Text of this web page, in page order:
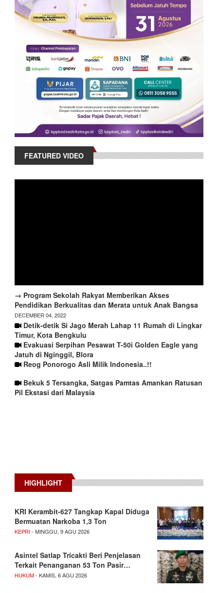
FEATURED VIDEO
→ Program Sekolah Rakyat Memberikan Akses
Pendidikan Berkualitas dan Merata untuk Anak Bangsa
DECEMBER 04, 2022
Detik-detik Si Jago Merah Lahap 11 Rumah di Lingkar
Timur, Kota Bengkulu
Evakuasi Serpihan Pesawat T-50i Golden Eagle yang
Jatuh di Nginggil, Blora
Reog Ponorogo Asli Milik Indonesia..!!
Bekuk 5 Tersangka, Satgas Pamtas Amankan Ratusan
Pil Ekstasi dari Malaysia
HIGHLIGHT
KRI Kerambit-627 Tangkap Kapal Diduga
Bermuatan Narkoba 1,3 Ton
KEPRI- MINGGU, 9 AGU 2026
Asintel Satlap Tricakti Beri Penjelasan
Terkait Penanganan 53 Ton Pasir…
HUKUM- KAMIS, 6 AGU 2026